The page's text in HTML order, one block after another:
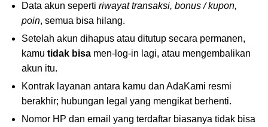
Data akun seperti riwayat transaksi, bonus / kupon,
poin, semua bisa hilang.
Setelah akun dihapus atau ditutup secara permanen,
kamu tidak bisa men-log-in lagi, atau mengembalikan
akun itu.
Kontrak layanan antara kamu dan AdaKami resmi
berakhir; hubungan legal yang mengikat berhenti.
Nomor HP dan email yang terdaftar biasanya tidak bisa